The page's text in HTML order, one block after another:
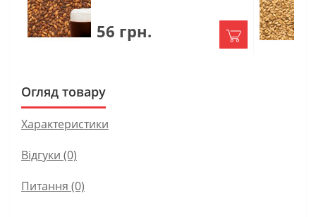
56 грн.
Огляд товару
Характеристики
Відгуки (0)
Питання (0)